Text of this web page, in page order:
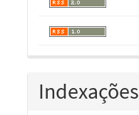
Indexações